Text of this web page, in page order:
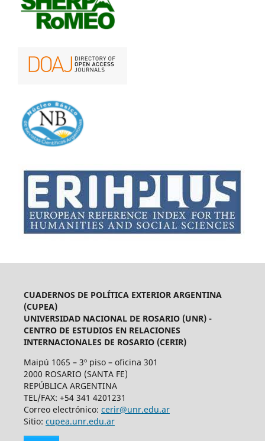
CUADERNOS DE POLÍTICA EXTERIOR ARGENTINA
(CUPEA)
UNIVERSIDAD NACIONAL DE ROSARIO (UNR) -
CENTRO DE ESTUDIOS EN RELACIONES
INTERNACIONALES DE ROSARIO (CERIR)
Maipú 1065 – 3º piso – oficina 301
2000 ROSARIO (SANTA FE)
REPÚBLICA ARGENTINA
TEL/FAX: +54 341 4201231
Correo electrónico: cerir@unr.edu.ar
Sitio: cupea.unr.edu.ar